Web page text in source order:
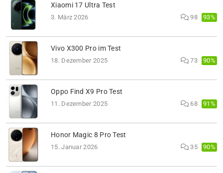
Xiaomi 17 Ultra Test
3. März 2026 98 93%
Vivo X300 Pro im Test
18. Dezember 2025 73 90%
Oppo Find X9 Pro Test
11. Dezember 2025 68 91%
Honor Magic 8 Pro Test
15. Januar 2026 35 90%